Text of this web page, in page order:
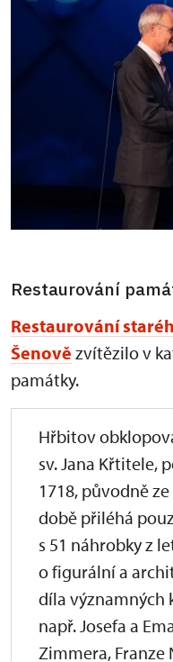
Restaurování
Restaurování
Šenově zvítězilo v
památky.
Hřbitov
sv. Jana Křtitele,
1718, původně
době přiléhá
s 51 náhrobky z
o figurální a
díla významných
např. Josefa a
Zimmera, Franze